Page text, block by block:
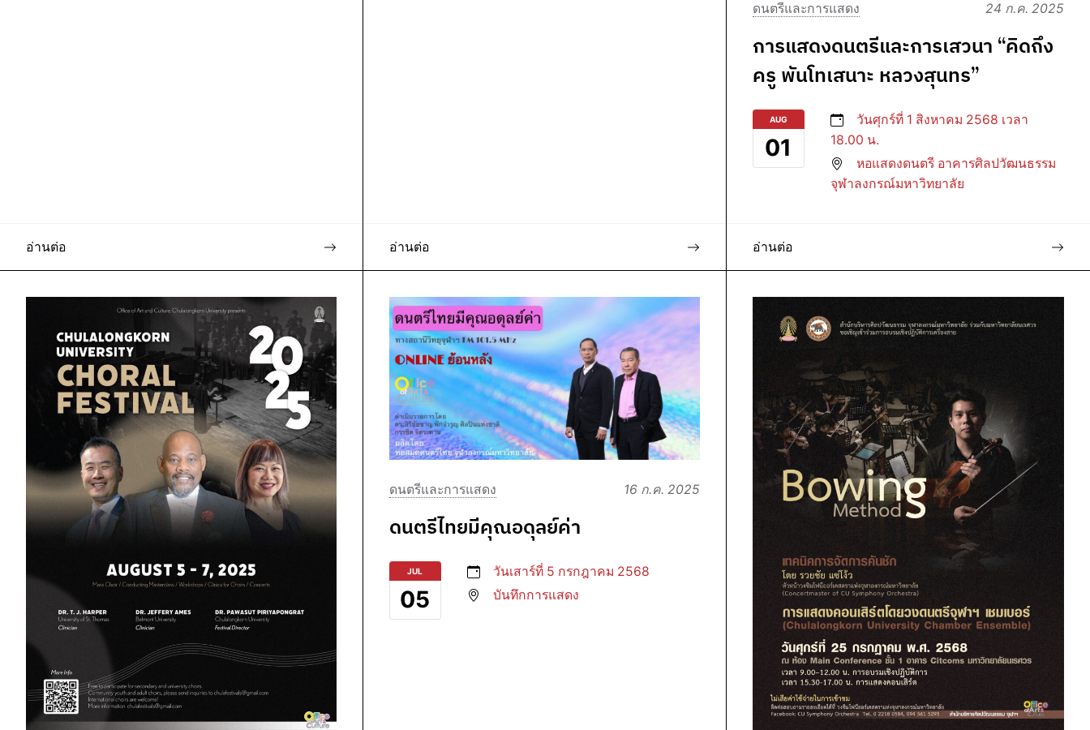
อ่านต่อ อ่านต่อ
ดนตรีและการแสดง 24 ก.ค. 2025
การแสดงดนตรีและการเสวนา “คิดถึง
ครู พันโทเสนาะ หลวงสุนทร”
AUG
01
วันศุกร์ที่ 1 สิงหาคม 2568 เวลา
18.00 น.
หอแสดงดนตรี อาคารศิลปวัฒนธรรม
จุฬาลงกรณ์มหาวิทยาลัย
อ่านต่อ
ดนตรีและการแสดง 16 ก.ค. 2025
ดนตรีไทยมีคุณอดุลย์ค่า
JUL
05
วันเสาร์ที่ 5 กรกฎาคม 2568
บันทึกการแสดง